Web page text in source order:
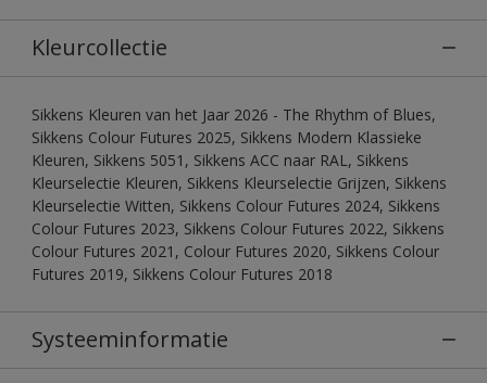
Kleurcollectie
Sikkens Kleuren van het Jaar 2026 - The Rhythm of Blues,
Sikkens Colour Futures 2025, Sikkens Modern Klassieke
Kleuren, Sikkens 5051, Sikkens ACC naar RAL, Sikkens
Kleurselectie Kleuren, Sikkens Kleurselectie Grijzen, Sikkens
Kleurselectie Witten, Sikkens Colour Futures 2024, Sikkens
Colour Futures 2023, Sikkens Colour Futures 2022, Sikkens
Colour Futures 2021, Colour Futures 2020, Sikkens Colour
Futures 2019, Sikkens Colour Futures 2018
Systeeminformatie